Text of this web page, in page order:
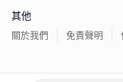
其他
關於我們 免責聲明